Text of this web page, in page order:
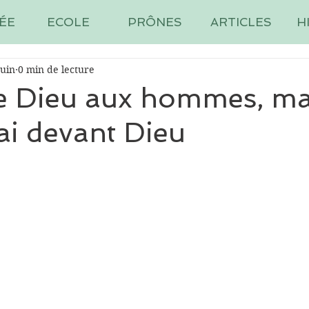
ECOLE PRÔNES ARTICLES
Dieu aux hommes,
devant Dieu
0 min de lecture